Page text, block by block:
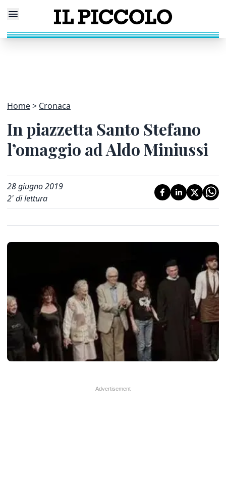
Home Cronaca
In piazzetta Santo Stefano
l’omaggio ad Aldo Miniussi
28 giugno 2019
2' di lettura